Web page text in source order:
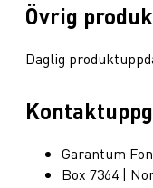
Övrig
Daglig
Garantum
Box 7364 |